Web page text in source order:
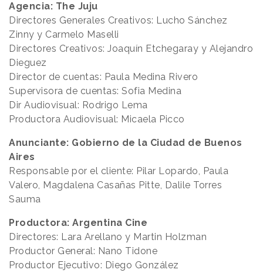
Agencia: The Juju
Directores Generales Creativos: Lucho Sánchez
Zinny y Carmelo Maselli
Directores Creativos: Joaquín Etchegaray y Alejandro
Dieguez
Director de cuentas: Paula Medina Rivero
Supervisora de cuentas: Sofia Medina
Dir Audiovisual: Rodrigo Lema
Productora Audiovisual: Micaela Picco
Anunciante: Gobierno de la Ciudad de Buenos
Aires
Responsable por el cliente: Pilar Lopardo, Paula
Valero, Magdalena Casañas Pitte, Dalile Torres
Sauma
Productora: Argentina Cine
Directores: Lara Arellano y Martin Holzman
Productor General: Nano Tidone
Productor Ejecutivo: Diego González